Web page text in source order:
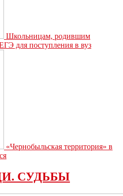
Школьницам, родившим
для поступления в вуз
«Чернобыльская территория» в
СУДЬБЫ